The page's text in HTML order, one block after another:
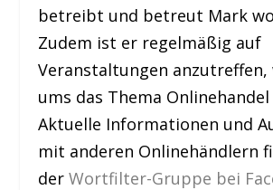
betreibt und betreut Mark
Zudem ist er regelmäßig auf
Veranstaltungen anzutreffen,
ums das Thema
Aktuelle Informationen und
mit anderen Onlinehändlern
derWortfilter-Gruppe bei